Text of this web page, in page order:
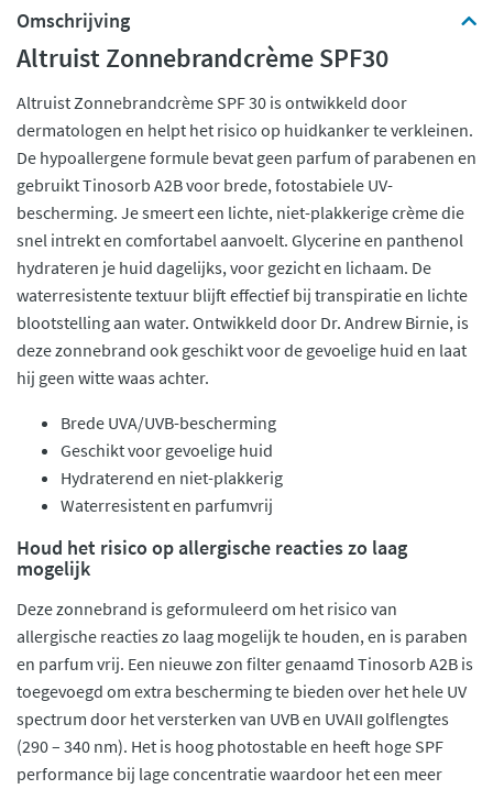
Omschrijving
Altruist Zonnebrandcrème SPF30
Altruist Zonnebrandcrème SPF 30 is ontwikkeld door
dermatologen en helpt het risico op huidkanker te verkleinen.
De hypoallergene formule bevat geen parfum of parabenen en
gebruikt Tinosorb A2B voor brede, fotostabiele UV-
bescherming. Je smeert een lichte, niet-plakkerige crème die
snel intrekt en comfortabel aanvoelt. Glycerine en panthenol
hydrateren je huid dagelijks, voor gezicht en lichaam. De
waterresistente textuur blijft effectief bij transpiratie en lichte
blootstelling aan water. Ontwikkeld door Dr. Andrew Birnie, is
deze zonnebrand ook geschikt voor de gevoelige huid en laat
hij geen witte waas achter.
Brede UVA/UVB-bescherming
Geschikt voor gevoelige huid
Hydraterend en niet-plakkerig
Waterresistent en parfumvrij
Houd het risico op allergische reacties zo laag
mogelijk
Deze zonnebrand is geformuleerd om het risico van
allergische reacties zo laag mogelijk te houden, en is paraben
en parfum vrij. Een nieuwe zon filter genaamd Tinosorb A2B is
toegevoegd om extra bescherming te bieden over het hele UV
spectrum door het versterken van UVB en UVAII golflengtes
(290 – 340 nm). Het is hoog photostable en heeft hoge SPF
performance bij lage concentratie waardoor het een meer